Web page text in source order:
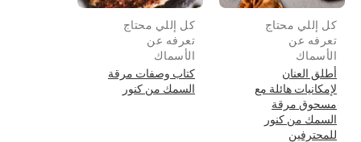
كل إللي محتاج
تعرفه عن
الأسماك
أطلق العنان
لإمكانيات هائلة مع
مسحوق مرقة
السمك من كنور
للمحترفين
كل إللي محتاج
تعرفه عن
الأسماك
كتاب وصفات مرقة
السمك من كنور